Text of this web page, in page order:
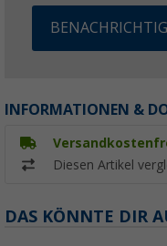
INFORMATIONEN &
Diesen Artikel
DAS KÖNNTE DIR